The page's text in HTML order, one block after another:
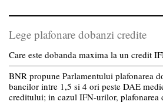
Lege plafonare dobanzi credite
Care este dobanda maxima la un credit
BNR propune Parlamentului plafonarea
bancilor intre 1,5 si 4 ori peste DAE
creditului; in cazul IFN-urilor, plafonarea